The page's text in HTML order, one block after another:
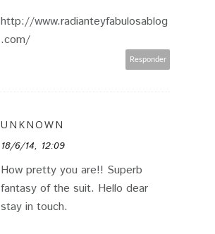
http://www.radianteyfabulosablog
.com/
Responder
UNKNOWN
18/6/14, 12:09
How pretty you are!! Superb
fantasy of the suit. Hello dear
stay in touch.